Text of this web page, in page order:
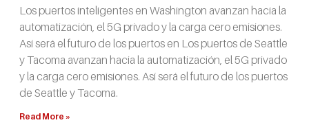
Los puertos inteligentes en Washington avanzan hacia la
automatización, el 5G privado y la carga cero emisiones.
Así será el futuro de los puertos en Los puertos de Seattle
y Tacoma avanzan hacia la automatización, el 5G privado
y la carga cero emisiones. Así será el futuro de los puertos
de Seattle y Tacoma.
Read More »